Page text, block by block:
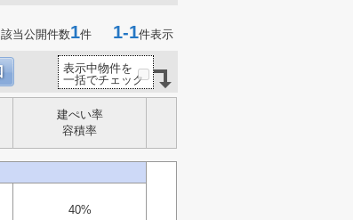
該当公開件数1件 1-1件表示
表示中物件を
一括でチェック
建ぺい率
容積率
40%